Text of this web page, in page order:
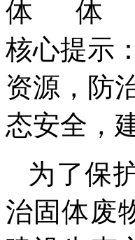
核心提示
资源，防
态安全，
为了保
治固体废